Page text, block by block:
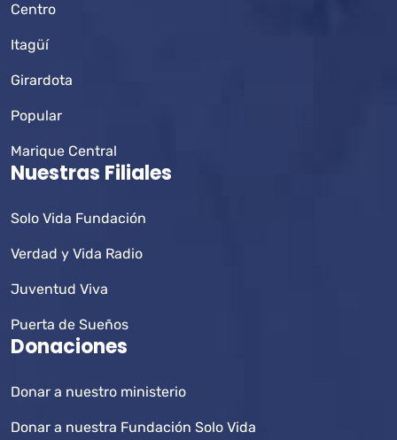
Centro
Itagüí
Girardota
Popular
Marique Central
Nuestras Filiales
Solo Vida Fundación
Verdad y Vida Radio
Juventud Viva
Puerta de Sueños
Donaciones
Donar a nuestro ministerio
Donar a nuestra Fundación Solo Vida